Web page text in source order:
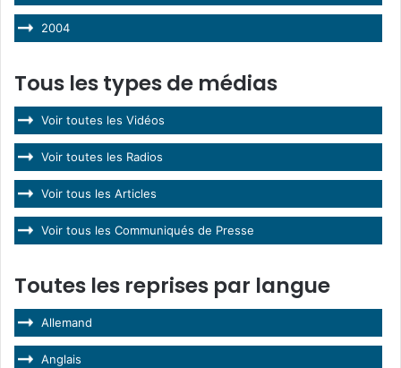
2004
Tous les types de médias
Voir toutes les Vidéos
Voir toutes les Radios
Voir tous les Articles
Voir tous les Communiqués de Presse
Toutes les reprises par langue
Allemand
Anglais